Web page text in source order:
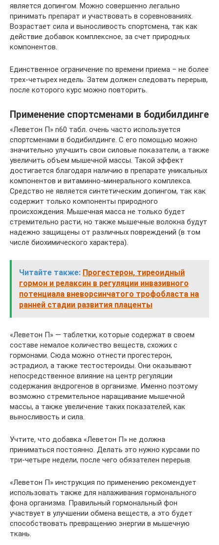
является допингом. Можно совершенно легально
принимать препарат и участвовать в соревнованиях.
Возрастает сила и выносливость спортсмена, так как
действие добавок комплексное, за счет природных
компонентов.
Единственное ограничение по времени приема – не более
трех-четырех недель. Затем должен следовать перерыв,
после которого курс можно повторить.
Применение спортсменами в бодибилдинге
«Леветон П» n60 табл. очень часто используется
спортсменами в бодибилдинге. С его помощью можно
значительно улучшить свои силовые показатели, а также
увеличить объем мышечной массы. Такой эффект
достигается благодаря наличию в препарате уникальных
компонентов и витаминно-минерального комплекса.
Средство не является синтетическим допингом, так как
содержит только компоненты природного
происхождения. Мышечная масса не только будет
стремительно расти, но также мышечные волокна будут
надежно защищены от различных повреждений (в том
числе биохимического характера).
Читайте также: Прогестерон, тиреоидный
гормон и релаксин в регуляции инвазивного
потенциала вневорсинчатого трофобласта на
ранней стадии развития плаценты
«Леветон П» — таблетки, которые содержат в своем
составе немалое количество веществ, схожих с
гормонами. Сюда можно отнести прогестерон,
эстрадиол, а также тестостероиды. Они оказывают
непосредственное влияние на центр регуляции
содержания андрогенов в организме. Именно поэтому
возможно стремительное наращивание мышечной
массы, а также увеличение таких показателей, как
выносливость и сила.
Учтите, что добавка «Леветон П» не должна
приниматься постоянно. Делать это нужно курсами по
три-четыре недели, после чего обязателен перерыв.
«Леветон П» инструкция по применению рекомендует
использовать также для налаживания гормонального
фона организма. Правильный гормональный фон
участвует в улучшении обмена веществ, а это будет
способствовать превращению энергии в мышечную
ткань.